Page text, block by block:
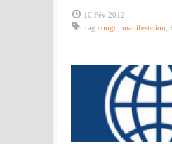
10 Fév 2012
Tag congo manifestation